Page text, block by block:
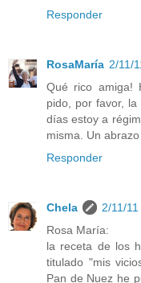
Responder
RosaMaría 2/11/
Qué rico amiga!
pido, por favor,
días estoy a
misma. Un
Responder
Chela
2/11/
Rosa María:
la receta de los
titulado "mis
Pan de Nuez he